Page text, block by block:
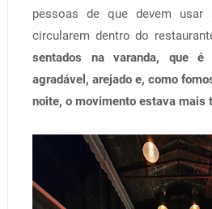
pessoas de que devem usar
circularem dentro do
sentados na varanda, que é
agradável, arejado e, como
noite, o movimento estava mais